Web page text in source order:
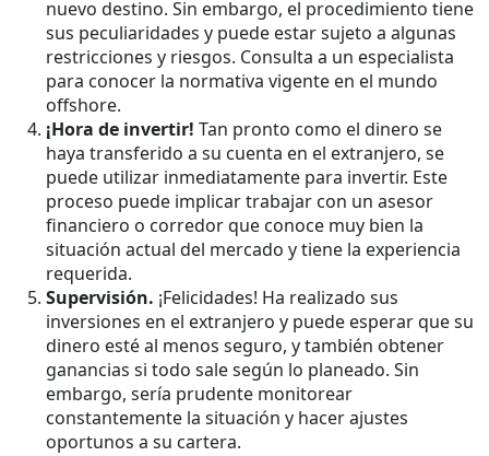
nuevo destino. Sin embargo, el procedimiento tiene
sus peculiaridades y puede estar sujeto a algunas
restricciones y riesgos. Consulta a un especialista
para conocer la normativa vigente en el mundo
offshore.
¡Hora de invertir! Tan pronto como el dinero se
haya transferido a su cuenta en el extranjero, se
puede utilizar inmediatamente para invertir. Este
proceso puede implicar trabajar con un asesor
financiero o corredor que conoce muy bien la
situación actual del mercado y tiene la experiencia
requerida.
Supervisión. ¡Felicidades! Ha realizado sus
inversiones en el extranjero y puede esperar que su
dinero esté al menos seguro, y también obtener
ganancias si todo sale según lo planeado. Sin
embargo, sería prudente monitorear
constantemente la situación y hacer ajustes
oportunos a su cartera.